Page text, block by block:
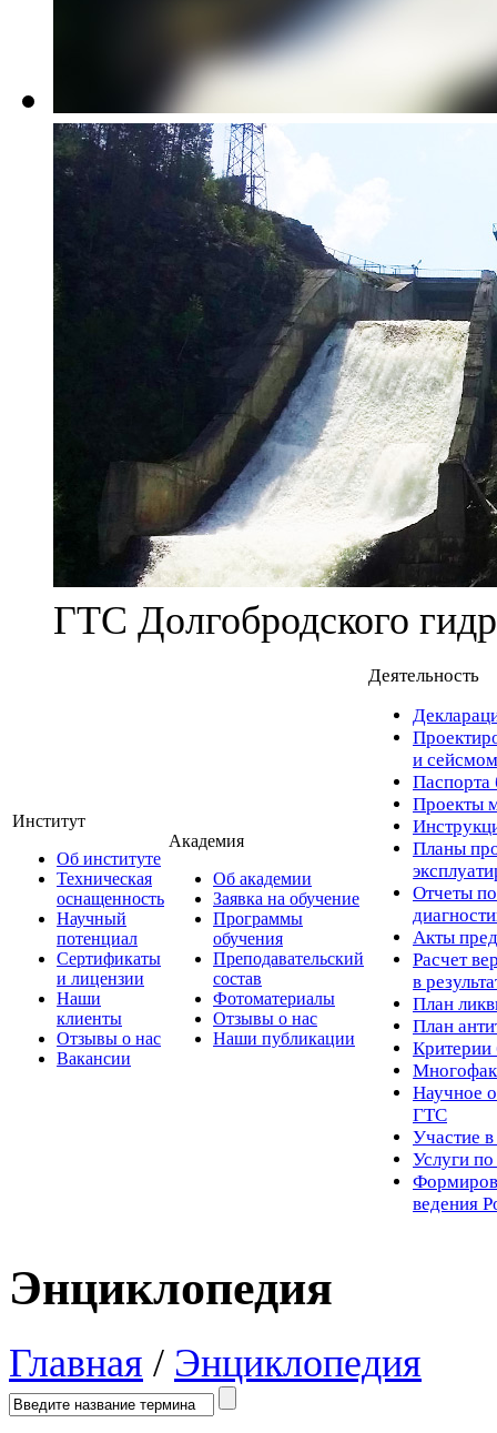
ГТС Долгобродского
Институт
Об институте
Техническая
оснащенность
Научный
потенциал
Сертификаты
и лицензии
Наши
клиенты
Отзывы о нас
Вакансии
Академия
Об академии
Заявка на обучение
Программы
обучения
Преподавательский
состав
Фотоматериалы
Отзывы о нас
Наши публикации
Деятельность
и
Паспорта
Проекты
Планы
Отчеты по
Акты
Расчет
в
План
План
Критерии
Научное
ГТС
Участие
Услуги
ведения
Энциклопедия
Главная / Энциклопедия